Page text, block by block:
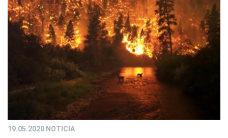
19.05.2020NOTICIA